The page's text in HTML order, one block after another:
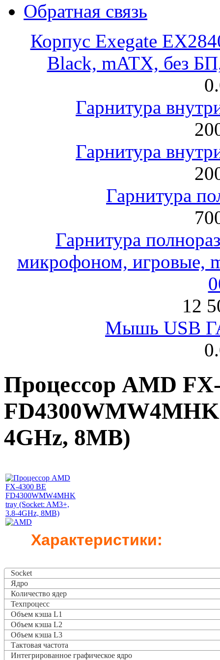
Обратная связь
Корпус Exegate
Black, mATX, без
Гарнитура
Гарнитура
Гарнитура
Гарнитура
микрофоном, игровые,
12
Мышь USB
Процессор AMD
4GHz, 8MB)
Характеристики:
Socket
Ядро
Количество ядер
Техпроцесс
Объем кэша L1
Объем кэша L2
Объем кэша L3
Тактовая частота
Интегрированное графическое ядро